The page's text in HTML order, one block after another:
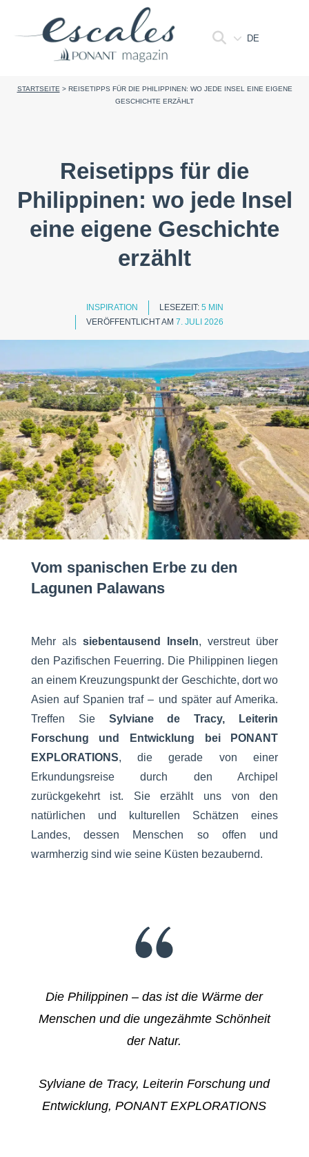
DE
STARTSEITE > REISETIPPS FÜR DIE PHILIPPINEN: WO JEDE INSEL EINE EIGENE
GESCHICHTE ERZÄHLT
Reisetipps für die
Philippinen: wo jede Insel
eine eigene Geschichte
erzählt
INSPIRATION LESEZEIT: 5 MIN
VERÖFFENTLICHT AM 7. JULI 2026
Vom spanischen Erbe zu den
Lagunen Palawans
Mehr als siebentausend Inseln, verstreut über
den Pazifischen Feuerring. Die Philippinen liegen
an einem Kreuzungspunkt der Geschichte, dort wo
Asien auf Spanien traf – und später auf Amerika.
Treffen Sie Sylviane de Tracy, Leiterin
Forschung und Entwicklung bei PONANT
EXPLORATIONS, die gerade von einer
Erkundungsreise durch den Archipel
zurückgekehrt ist. Sie erzählt uns von den
natürlichen und kulturellen Schätzen eines
Landes, dessen Menschen so offen und
warmherzig sind wie seine Küsten bezaubernd.
Die Philippinen – das ist die Wärme der
Menschen und die ungezähmte Schönheit
der Natur.
Sylviane de Tracy, Leiterin Forschung und
Entwicklung, PONANT EXPLORATIONS